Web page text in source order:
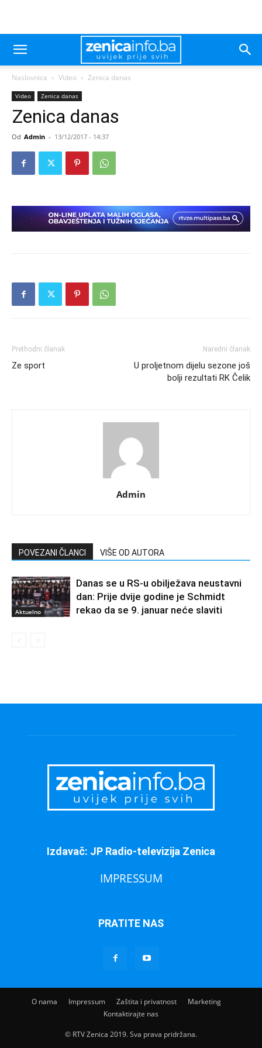
Naslovnica Video Zenica danas
Video Zenica danas
Zenica danas
Od Admin - 13/12/2017 - 14:37
Prethodni članak
Ze sport
Naredni članak
U proljetnom dijelu sezone još
bolji rezultati RK Čelik
Admin
POVEZANI ČLANCI VIŠE OD AUTORA
Aktuelno
Danas se u RS-u obilježava neustavni
dan: Prije dvije godine je Schmidt
rekao da se 9. januar neće slaviti
Izdavač: JP Radio-televizija Zenica
IMPRESSUM
PRATITE NAS
O nama Impressum Zaštita i privatnost
Marketing
Kontaktirajte nas
© RTV Zenica 2019. Sva prava pridržana.